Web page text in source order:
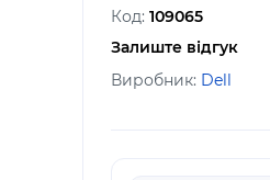
Код: 109065
Залиште відгук
Виробник: Dell